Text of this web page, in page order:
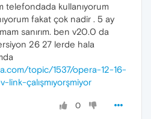
telefondada kullanıyorum
fakat çok nadir . 5 ay
sanırım. ben v20.0 da
26 27 lerde hala
topic/1537/opera-12-16-
çalışmıyorşmiyor
0